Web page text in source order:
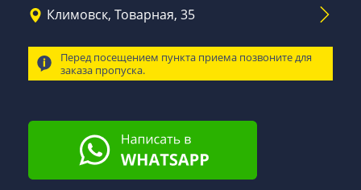
Климовск, Товарная, 35
Перед посещением пункта приема позвоните для
заказа пропуска.